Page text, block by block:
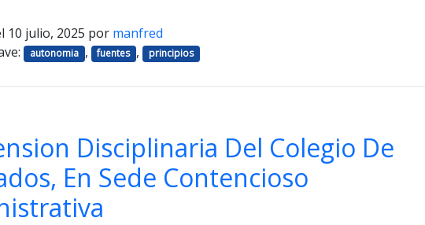
10 julio, 2025 por manfred
autonomia , fuentes , principios
Disciplinaria Del Colegio De
En Sede Contencioso